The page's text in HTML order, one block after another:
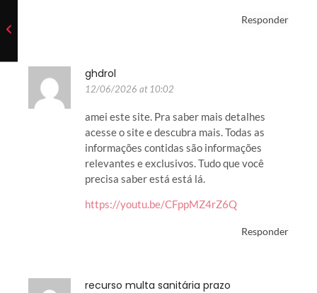
Responder
ghdrol
12/06/2026 at 10:02
amei este site. Pra saber mais detalhes
acesse o site e descubra mais. Todas as
informações contidas são informações
relevantes e exclusivos. Tudo que você
precisa saber está está lá.
https://youtu.be/CFppMZ4rZ6Q
Responder
recurso multa sanitária prazo